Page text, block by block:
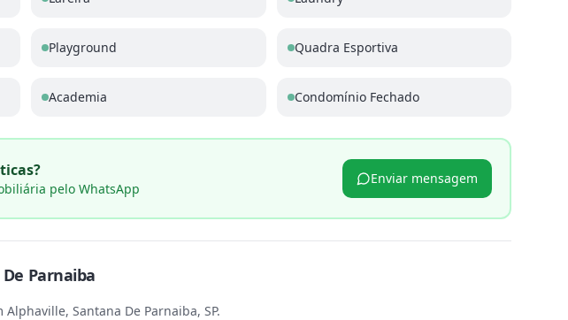
Playground Quadra Esportiva
Academia Condomínio Fechado
pelo WhatsApp
Enviar mensagem
Parnaiba
Santana De Parnaiba, SP.